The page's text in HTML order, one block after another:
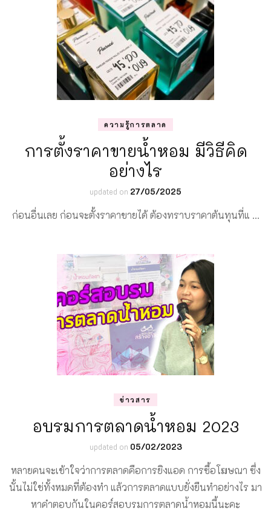
ความรู้การตลาด
การตั้งราคาขายน้ำหอม มีวิธีคิด
อย่างไร
updated on 27/05/2025
ก่อนอื่นเลย ก่อนจะตั้งราคาขายได้ ต้องทราบราคาต้นทุนที่แ …
ข่าวสาร
อบรมการตลาดน้ำหอม 2023
updated on 05/02/2023
หลายคนจะเข้าใจว่าการตลาดคือการยิงแอด การซื้อโฆษณา ซึ่ง
นั้นไม่ใช่ทั้งหมดที่ต้องทำ แล้วการตลาดแบบยั่งยืนทำอย่างไร มา
หาคำตอบกันในคอร์สอบรมการตลาดน้ำหอมนี้นะคะ